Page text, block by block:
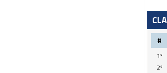
#
1º
2º